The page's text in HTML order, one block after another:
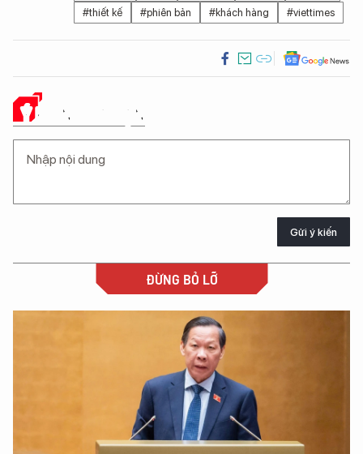
#thiết kế
#phiên bản #khách hàng #viettimes
Ý KIẾN CỦA BẠN
Gửi ý kiến
ĐỪNG BỎ LỠ